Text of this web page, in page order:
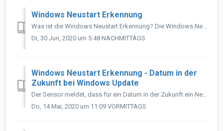
Windows Neustart Erkennung
Was ist die Windows Neustart Erkennung? Die Windows Neustart Erkennung prüft auf Basis lokaler Registryeinträge, ob ein Neustart aufgrund von Windows Updat...
Di, 30 Jun, 2020 um 5:48 NACHMITTAGS
Windows Neustart Erkennung - Datum in der
Zukunft bei Windows Update
Der Sensor meldet, dass für ein Datum in der Zukunft ein Neustart ausstehend ist. Lösung: Das ist so normal und hängt häufig mit Windows Sicherheitsu...
Do, 14 Mai, 2020 um 11:09 VORMITTAGS